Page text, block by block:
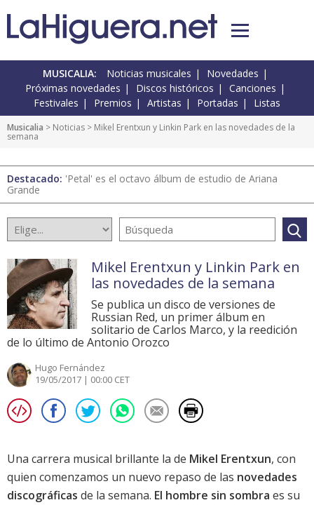
MUSICALIA: Noticias musicales
Novedades
Próximas novedades
Discos históricos
Canciones
Festivales
Premios Artistas Portadas Listas
Musicalia > Noticias > Mikel Erentxun y Linkin Park en las novedades de la
semana
Destacado: 'Petal' es el octavo álbum de estudio de Ariana
Grande
Mikel Erentxun y Linkin Park en
las novedades de la semana
Se publica un disco de versiones de
Russian Red, un primer álbum en
solitario de Carlos Marco, y la reedición
de lo último de Antonio Orozco
Hugo Fernández
19/05/2017 | 00:00 CET
Una carrera musical brillante la de Mikel Erentxun, con
quien comenzamos un nuevo repaso de las novedades
discográficas de la semana. El hombre sin sombra es su